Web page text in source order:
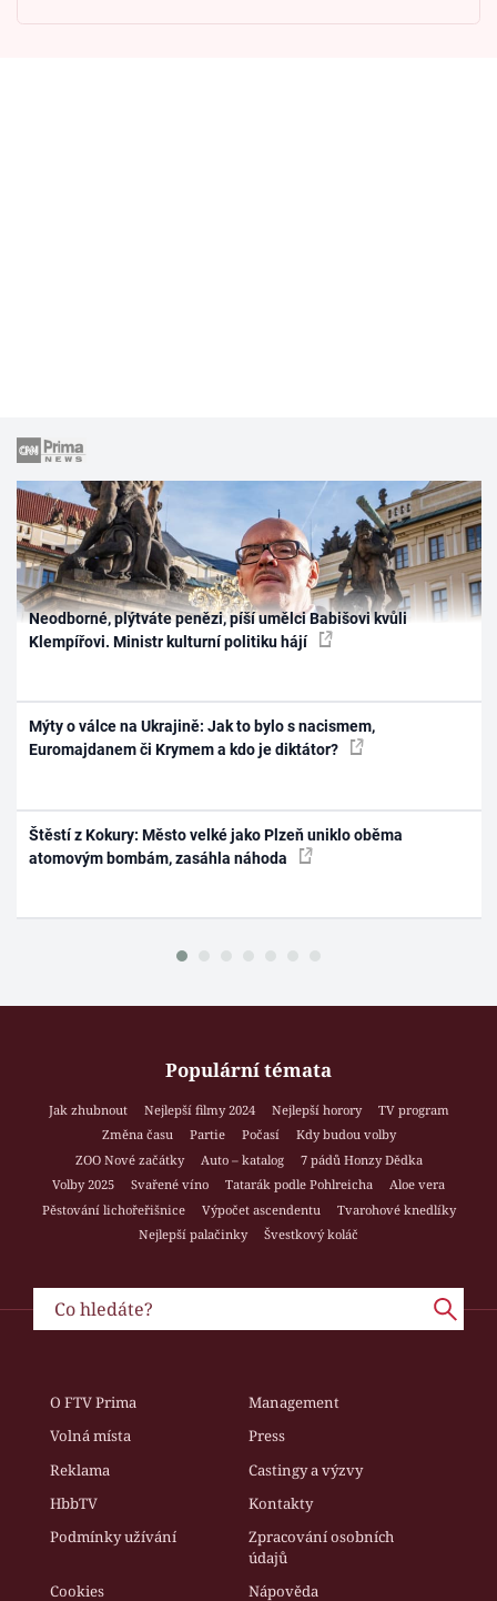
Neodborné, plýtváte penězi, píší umělci Babišovi kvůli
Klempířovi. Ministr kulturní politiku hájí
Mýty o válce na Ukrajině: Jak to bylo s nacismem,
Euromajdanem či Krymem a kdo je diktátor?
Štěstí z Kokury: Město velké jako Plzeň uniklo oběma
atomovým bombám, zasáhla náhoda
Populární témata
Jak zhubnout Nejlepší filmy 2024 Nejlepší horory
TV program
Změna času
Partie Počasí
Kdy budou volby
ZOO Nové začátky
Auto – katalog
7 pádů Honzy Dědka
Volby 2025
Svařené víno Tatarák podle Pohlreicha
Aloe vera
Pěstování lichořeřišnice
Výpočet ascendentu
Tvarohové knedlíky
Nejlepší palačinky
Švestkový koláč
O FTV Prima
Management
Volná místa
Press
Reklama
Castingy a výzvy
HbbTV
Kontakty
Podmínky užívání
Zpracování osobních
údajů
Cookies
Nápověda